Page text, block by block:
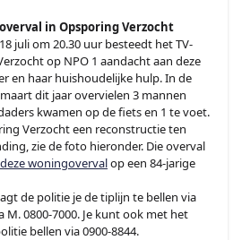
in Opsporing Verzocht
juli om 20.30 uur besteedt het TV-
op NPO 1 aandacht aan deze
en haar huishoudelijke hulp. In de
dit jaar overvielen 3 mannen
kwamen op de fiets en 1 te voet.
Verzocht een reconstructie ten
zie de foto hieronder. Die overval
deze woningovervalop een 84-jarige
de politie je de tiplijn te bellen via
M. 0800-7000. Je kunt ook met het
bellen via 0900-8844.